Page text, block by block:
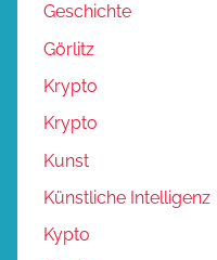
Geschichte
Görlitz
Krypto
Krypto
Kunst
Künstliche Intelligenz
Kypto